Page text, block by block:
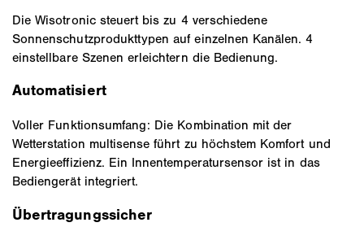
Die Wisotronic steuert bis zu 4 verschiedene
Sonnenschutzprodukttypen auf einzelnen Kanälen. 4
einstellbare Szenen erleichtern die Bedienung.
Automatisiert
Voller Funktionsumfang: Die Kombination mit der
Wetterstation multisense führt zu höchstem Komfort und
Energieeffizienz. Ein Innentemperatursensor ist in das
Bediengerät integriert.
Übertragungssicher